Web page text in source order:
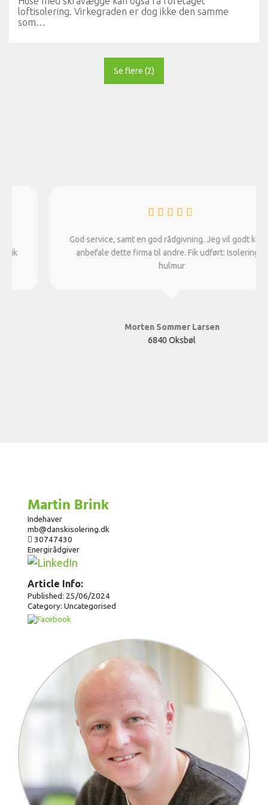
loftisolering. Virkegraden er dog ikke den samme
som…
Se flere (2)
God service, samt en god rådgivning. Jeg vil godt kunne
anbefale dette firma til andre. Fik udført: Isolering af
Morten Sommer Larsen
6840 Oksbøl
Martin Brink
Indehaver
mb@danskisolering.dk
30747430
Energirådgiver
Article Info:
Published: 25/06/2024
Category: Uncategorised